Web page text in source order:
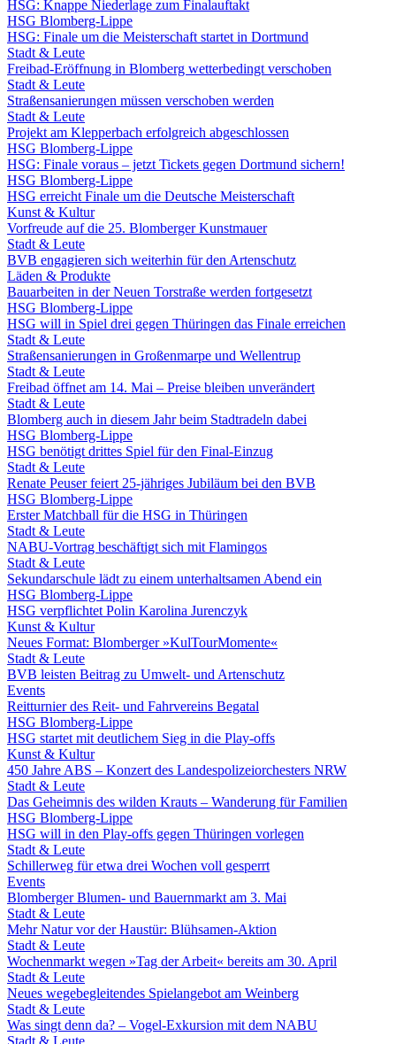
HSG: Knappe Niederlage zum Finalauftakt
HSG Blomberg-Lippe
HSG: Finale um die Meisterschaft startet in Dortmund
Stadt & Leute
Freibad-Eröffnung in Blomberg wetterbedingt verschoben
Stadt & Leute
Straßensanierungen müssen verschoben werden
Stadt & Leute
Projekt am Klepperbach erfolgreich abgeschlossen
HSG Blomberg-Lippe
HSG: Finale voraus – jetzt Tickets gegen Dortmund sichern!
HSG Blomberg-Lippe
HSG erreicht Finale um die Deutsche Meisterschaft
Kunst & Kultur
Vorfreude auf die 25. Blomberger Kunstmauer
Stadt & Leute
BVB engagieren sich weiterhin für den Artenschutz
Läden & Produkte
Bauarbeiten in der Neuen Torstraße werden fortgesetzt
HSG Blomberg-Lippe
HSG will in Spiel drei gegen Thüringen das Finale erreichen
Stadt & Leute
Straßensanierungen in Großenmarpe und Wellentrup
Stadt & Leute
Freibad öffnet am 14. Mai – Preise bleiben unverändert
Stadt & Leute
Blomberg auch in diesem Jahr beim Stadtradeln dabei
HSG Blomberg-Lippe
HSG benötigt drittes Spiel für den Final-Einzug
Stadt & Leute
Renate Peuser feiert 25-jähriges Jubiläum bei den BVB
HSG Blomberg-Lippe
Erster Matchball für die HSG in Thüringen
Stadt & Leute
NABU-Vortrag beschäftigt sich mit Flamingos
Stadt & Leute
Sekundarschule lädt zu einem unterhaltsamen Abend ein
HSG Blomberg-Lippe
HSG verpflichtet Polin Karolina Jurenczyk
Kunst & Kultur
Neues Format: Blomberger »KulTourMomente«
Stadt & Leute
BVB leisten Beitrag zu Umwelt- und Artenschutz
Events
Reitturnier des Reit- und Fahrvereins Begatal
HSG Blomberg-Lippe
HSG startet mit deutlichem Sieg in die Play-offs
Kunst & Kultur
450 Jahre ABS – Konzert des Landespolizeiorchesters NRW
Stadt & Leute
Das Geheimnis des wilden Krauts – Wanderung für Familien
HSG Blomberg-Lippe
HSG will in den Play-offs gegen Thüringen vorlegen
Stadt & Leute
Schillerweg für etwa drei Wochen voll gesperrt
Events
Blomberger Blumen- und Bauernmarkt am 3. Mai
Stadt & Leute
Mehr Natur vor der Haustür: Blühsamen-Aktion
Stadt & Leute
Wochenmarkt wegen »Tag der Arbeit« bereits am 30. April
Stadt & Leute
Neues wegebegleitendes Spielangebot am Weinberg
Stadt & Leute
Was singt denn da? – Vogel-Exkursion mit dem NABU
Stadt & Leute